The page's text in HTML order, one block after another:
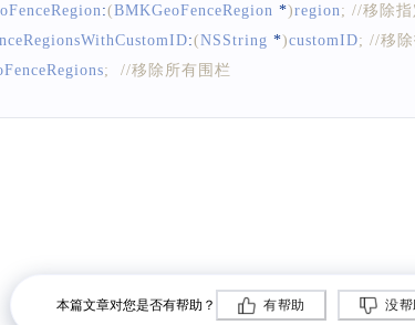
%@ status = %ld", region.customID, region.
)
:(BMKGeoFenceRegion *)region ; //移除指
:(NSString *)customID; //移
; //移除所有围栏
本篇文章对您是否有帮助？ 有帮助 没帮